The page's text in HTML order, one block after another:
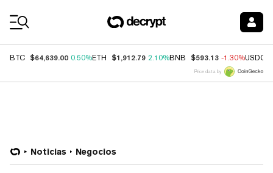
BTC $64,639.00 0.50%ETH $1,912.79 2.10%BNB $593.13 -1.30%USDC
Price data by
Noticias Negocios